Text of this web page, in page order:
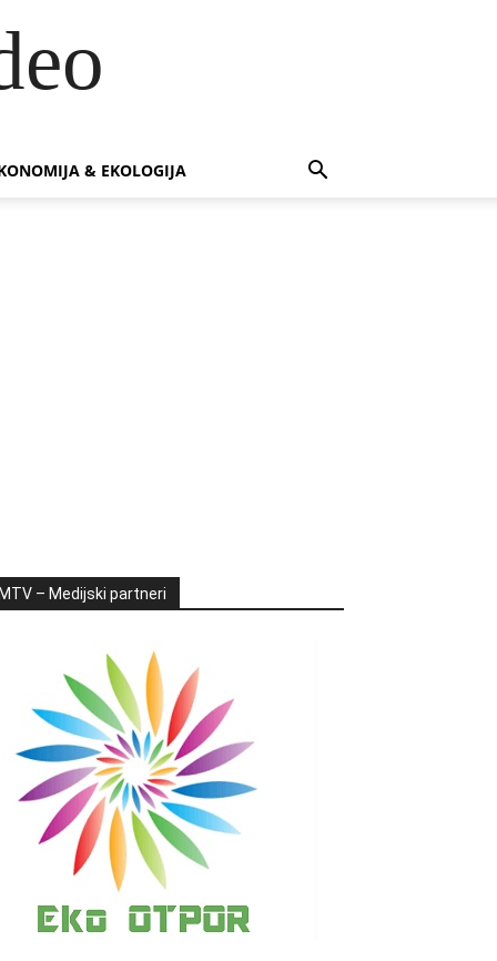
& EKOLOGIJA
– Medijski partneri